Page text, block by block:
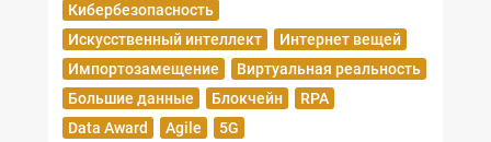
Кибербезопасность
Искусственный интеллект
Интернет вещей
Импортозамещение
Виртуальная реальность
Большие данные
Блокчейн
RPA
Data Award
Agile 5G